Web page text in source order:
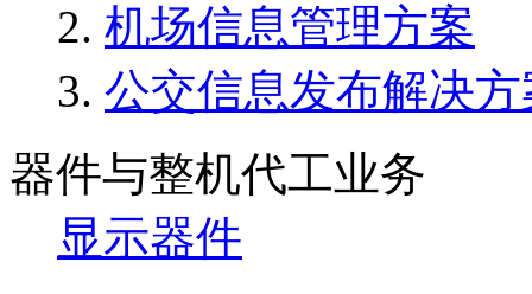
机场信息管理方案
公交信息发布解决方
器件与整机代工业务
显示器件